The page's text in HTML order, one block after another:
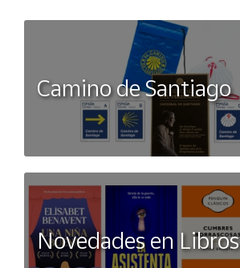
Camino de Santiago
Novedades en Libros